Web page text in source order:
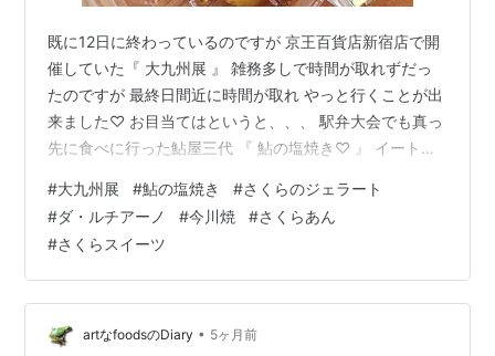
既に12日に終わっているのですが 京王百貨店新宿店で開
催していた『 大九州展 』 雑務多しで時間が取れずだっ
たのですが 最終日間近に時間が取れ やっと行くことが出
来ました♡ お目当てはというと、、、 駅弁大会でも真っ
先に食べに行った鮎屋三代 『 鮎の塩焼き♡ 』 イートイ
(৹˃ᗝ˂৹)°·๐ ） 絶対に食べなくては！！！ と ☆*(〃▽〃
人)*☆ 焼きたてだったこともあり ウマさ倍増！！！ この
日もやっぱり激ウマだった⁽⁽٩(◍>ᗜ<◍)۶⁾⁾ 財力があった
ら10本くらい食べたかったじょ（大爆） その後、、、 チ
ャンスとばかりにタカシマヤに…
#大九州展 #鮎の塩焼き #さくらのジェラート
#ダ・ルチアーノ #今川焼 #さくらあん
#さくらスイーツ
artなfoodsのDiary • 5ヶ月前